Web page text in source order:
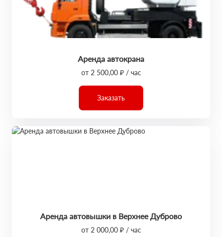
Аренда автокрана
от 2 500,00 ₽ / час
Заказать
Аренда автовышки в Верхнее Дуброво
от 2 000,00 ₽ / час